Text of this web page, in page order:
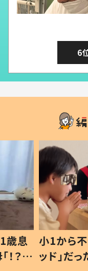
6
歳息
？」
小1から不
ッド」だ